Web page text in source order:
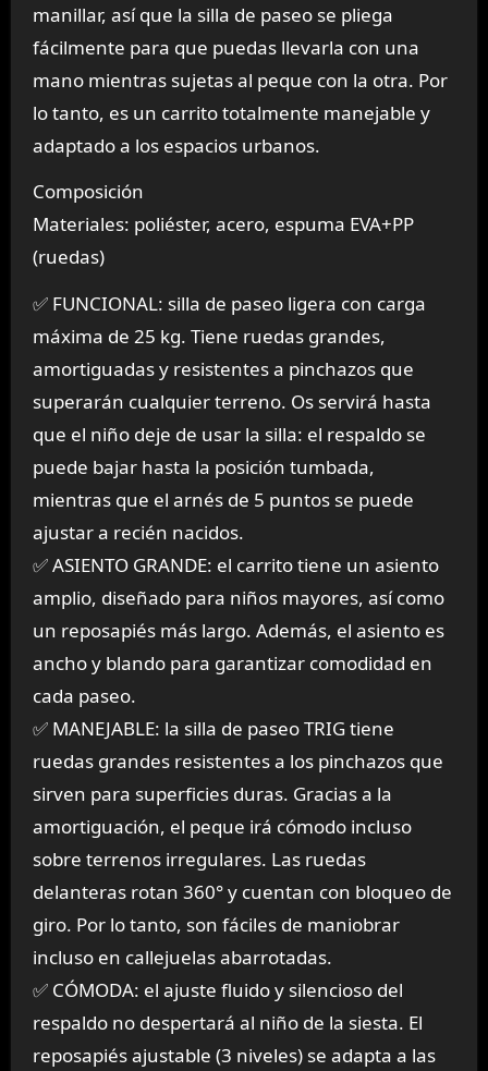
manillar, así que la silla de paseo se pliega
fácilmente para que puedas llevarla con una
mano mientras sujetas al peque con la otra. Por
lo tanto, es un carrito totalmente manejable y
adaptado a los espacios urbanos.
Composición
Materiales: poliéster, acero, espuma EVA+PP
(ruedas)
✅ FUNCIONAL: silla de paseo ligera con carga
máxima de 25 kg. Tiene ruedas grandes,
amortiguadas y resistentes a pinchazos que
superarán cualquier terreno. Os servirá hasta
que el niño deje de usar la silla: el respaldo se
puede bajar hasta la posición tumbada,
mientras que el arnés de 5 puntos se puede
ajustar a recién nacidos.
✅ ASIENTO GRANDE: el carrito tiene un asiento
amplio, diseñado para niños mayores, así como
un reposapiés más largo. Además, el asiento es
ancho y blando para garantizar comodidad en
cada paseo.
✅ MANEJABLE: la silla de paseo TRIG tiene
ruedas grandes resistentes a los pinchazos que
sirven para superficies duras. Gracias a la
amortiguación, el peque irá cómodo incluso
sobre terrenos irregulares. Las ruedas
delanteras rotan 360° y cuentan con bloqueo de
giro. Por lo tanto, son fáciles de maniobrar
incluso en callejuelas abarrotadas.
✅ CÓMODA: el ajuste fluido y silencioso del
respaldo no despertará al niño de la siesta. El
reposapiés ajustable (3 niveles) se adapta a las